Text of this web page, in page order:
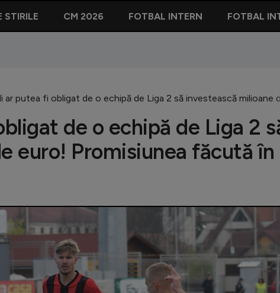
STIRILE CM 2026 FOTBAL INTERN FOTBAL
ar putea fi obligat de o echipă de Liga 2 să investească
de o echipă de Liga 2
euro! Promisiunea făcută în